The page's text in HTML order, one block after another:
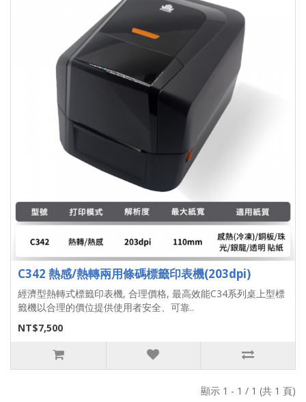
C342 熱感/熱轉兩用條碼標籤印表機(203dpi)
經濟型熱轉式標籤印表機, 合理價格, 最高效能C34系列桌上型標
籤機以合理的價位提供使用者安全、可靠..
NT$7,500
顯示 1 - 1 / 1 (共 1 頁)